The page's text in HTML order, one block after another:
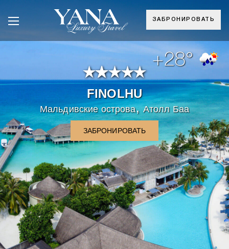
ЗАБРОНИРОВАТЬ
+28°
FINOLHU
Мальдивские острова,Атолл Баа
ЗАБРОНИРОВАТЬ